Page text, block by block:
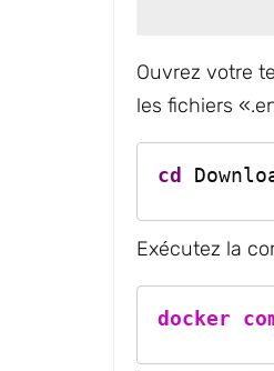
Ouvrez votre
les fichiers
cd
Exécutez la
docker